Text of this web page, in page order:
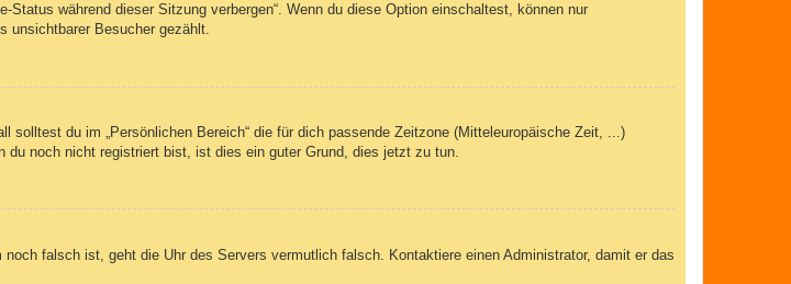
während dieser Sitzung verbergen“. Wenn du diese Option einschaltest, können nur
unsichtbarer Besucher gezählt.
du im „Persönlichen Bereich“ die für dich passende Zeitzone (Mitteleuropäische Zeit, ...)
noch nicht registriert bist, ist dies ein guter Grund, dies jetzt zu tun.
falsch ist, geht die Uhr des Servers vermutlich falsch. Kontaktiere einen Administrator, damit er das